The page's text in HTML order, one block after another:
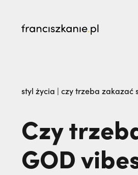
„Nie jedź na misje,
styl życia | czy trzeba zakazać
Czy
GOD